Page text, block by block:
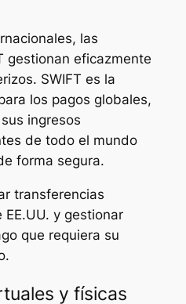
las
gestionan eficazmente
SWIFT es la
los pagos globales,
ingresos
de todo el mundo
forma segura.
transferencias
y gestionar
que requiera su
y físicas